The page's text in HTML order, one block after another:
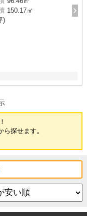
150.17㎡
)
ら探せます。